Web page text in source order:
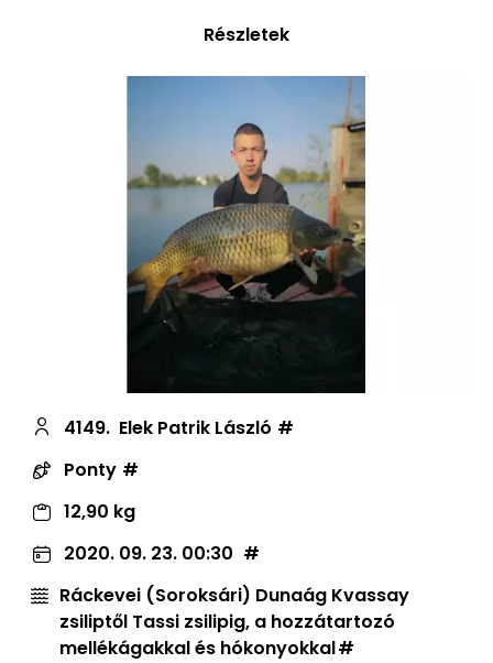
Részletek
4149. Elek Patrik László
Ponty
12,90 kg
2020. 09. 23. 00:30
Ráckevei (Soroksári) Dunaág Kvassay
zsiliptől Tassi zsilipig, a hozzátartozó
mellékágakkal és hókonyokkal